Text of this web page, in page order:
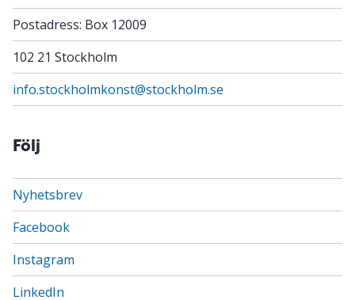
Postadress: Box 12009
102 21 Stockholm
info.stockholmkonst@stockholm.se
Följ
Nyhetsbrev
Facebook
Instagram
LinkedIn